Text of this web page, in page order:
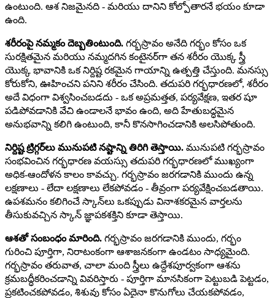
ఉంటుంది. ఆశ నిజమైనది - మరియు దానిని కోల్పోతారనే భయం కూడా
ఉంది.
శరీరంపై నమ్మకం దెబ్బతింటుంది. గర్భస్రావం అనేది గర్భం కోసం ఒక
సురక్షితమైన మరియు నమ్మదగిన కంటైనర్‌గా తన శరీరం యొక్క స్త్రీ
యొక్క భావానికి ఒక నిర్దిష్ట రకమైన గాయాన్ని ఉత్పత్తి చేస్తుంది. మనస్సు
కోరుకోని, ఊహించని పనిని శరీరం చేసింది. తదుపరి గర్భధారణలో, శరీరం
అదే విధంగా విశ్వసించబడదు - ఒక అప్రమత్తత, పర్యవేక్షణ, ఇతర షూ
పడిపోవడానికి వేచి ఉండాలనే భావం ఉంది, అది హేతుబద్ధమైన
అనుభవాన్ని కలిగి ఉంటుంది, కానీ కొనసాగించడానికి అలసిపోతుంది.
నిర్దిష్ట ట్రిగ్గర్‌లు మునుపటి నష్టాన్ని తిరిగి తెస్తాయి. మునుపటి గర్భస్రావం
సంభవించిన గర్భధారణ వయస్సు తదుపరి గర్భధారణలో ముఖ్యంగా
అధిక-ఆందోళన కాలం కావచ్చు. గర్భస్రావం జరగడానికి ముందు ఉన్న
లక్షణాలు - లేదా లక్షణాలు లేకపోవడం - తీవ్రంగా పర్యవేక్షించబడతాయి.
ఉపశమనం కలిగించే స్కాన్‌లు ఒకప్పుడు వినాశకరమైన వార్తలను
తీసుకువచ్చిన స్కాన్ జ్ఞాపకశక్తిని కూడా తెస్తాయి.
ఆశతో సంబంధం మారింది. గర్భస్రావం జరగడానికి ముందు, గర్భం
గురించి పూర్తిగా, నిరాటంకంగా ఆశాజనకంగా ఉండటం సాధ్యమైంది.
గర్భస్రావం తరువాత, చాలా మంది స్త్రీలు ఉద్దేశపూర్వకంగా ఆశను
క్రమబద్ధీకరించడాన్ని వివరిస్తారు - పూర్తిగా మానసికంగా పెట్టుబడి పెట్టడం,
ప్రకటించకపోవడం, శిశువు కోసం ఏదైనా కొనుగోలు చేయకపోవడం,